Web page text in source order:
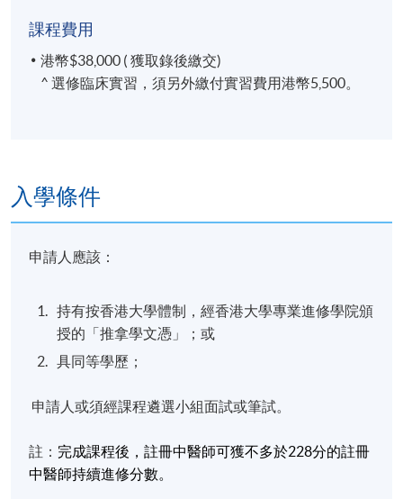
課程費用
港幣$38,000 ( 獲取錄後繳交)
^ 選修臨床實習，須另外繳付實習費用港幣5,500。
入學條件
申請人應該：
持有按香港大學體制，經香港大學專業進修學院頒
授的「推拿學文憑」；或
具同等學歷；
申請人或須經課程遴選小組面試或筆試。
註： 完成課程後，註冊中醫師可獲不多於228分的註冊
中醫師持續進修分數。